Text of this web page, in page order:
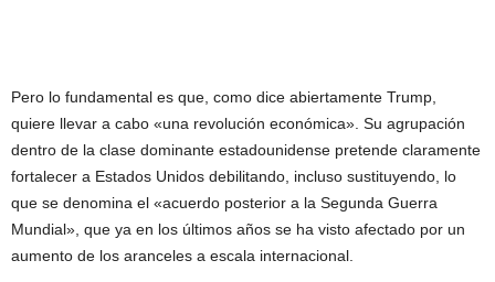
Pero lo fundamental es que, como dice abiertamente Trump,
quiere llevar a cabo «una revolución económica». Su agrupación
dentro de la clase dominante estadounidense pretende claramente
fortalecer a Estados Unidos debilitando, incluso sustituyendo, lo
que se denomina el «acuerdo posterior a la Segunda Guerra
Mundial», que ya en los últimos años se ha visto afectado por un
aumento de los aranceles a escala internacional.